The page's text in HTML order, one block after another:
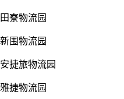
田寮物流园
新围物流园
安捷旅物流园
雅捷物流园